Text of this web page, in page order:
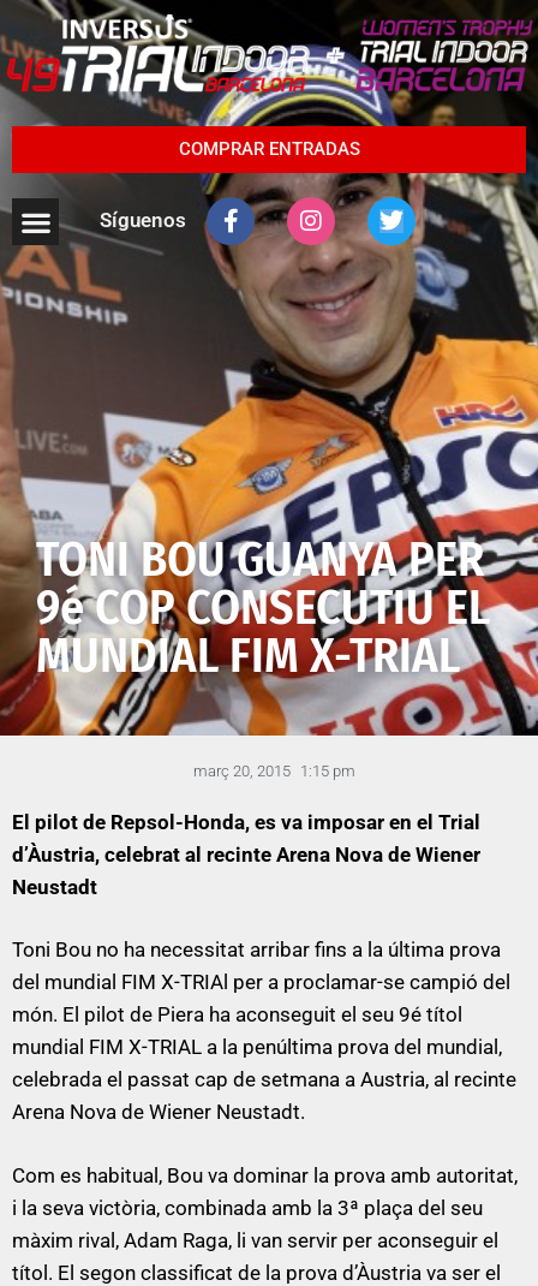
COMPRAR ENTRADAS
Síguenos
TONI BOU GUANYA PER
9é COP CONSECUTIU EL
MUNDIAL FIM X-TRIAL
març 20, 2015 1:15 pm
El pilot de Repsol-Honda, es va imposar en el Trial
d’Àustria, celebrat al recinte Arena Nova de Wiener
Neustadt
Toni Bou no ha necessitat arribar fins a la última prova
del mundial FIM X-TRIAl per a proclamar-se campió del
món. El pilot de Piera ha aconseguit el seu 9é títol
mundial FIM X-TRIAL a la penúltima prova del mundial,
celebrada el passat cap de setmana a Austria, al recinte
Arena Nova de Wiener Neustadt.
Com es habitual, Bou va dominar la prova amb autoritat,
i la seva victòria, combinada amb la 3ª plaça del seu
màxim rival, Adam Raga, li van servir per aconseguir el
títol. El segon classificat de la prova d’Àustria va ser el